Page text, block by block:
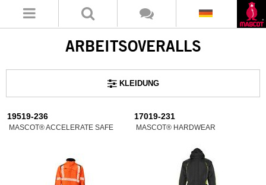
ARBEITSOVERALLS
KLEIDUNG
19519-236
MASCOT® ACCELERATE SAFE
17019-231
MASCOT® HARDWEAR